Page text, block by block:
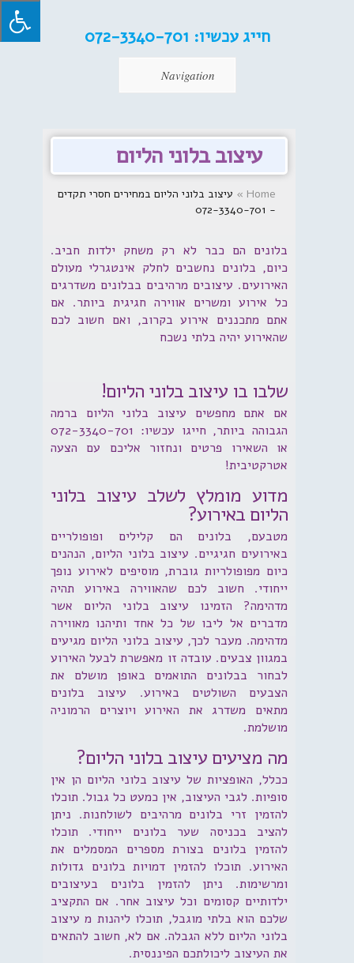
חייג עכשיו:
Navigation
עיצוב בלוני הליום
Home
» עיצוב בלוני הליום במחירים חסרי תקדים
- 072-3340-701
בלונים הם כבר לא רק משחק ילדות חביב.
כיום, בלונים נחשבים לחלק אינטגרלי מעולם
האירועים. עיצובים מרהיבים בבלונים משדרגים
כל אירוע ומשרים אווירה חגיגית ביותר. אם
אתם מתכננים אירוע בקרוב, ואם חשוב לכם
שהאירוע יהיה בלתי נשכח
שלבו בו עיצוב בלוני הליום!
אם אתם מחפשים עיצוב בלוני הליום ברמה
הגבוהה ביותר, חייגו עכשיו: 072-3340-701
או השאירו פרטים ונחזור אליכם עם הצעה
אטרקטיבית!
מדוע מומלץ לשלב עיצוב בלוני
הליום באירוע?
מטבעם, בלונים הם קלילים ופופולריים
באירועים חגיגיים. עיצוב בלוני הליום, הנהנים
כיום מפופולריות גוברת, מוסיפים לאירוע נופך
ייחודי. חשוב לכם שהאווירה באירוע תהיה
מדהימה? הזמינו עיצוב בלוני הליום אשר
מדברים אל ליבו של כל אחד ותיהנו מאווירה
מדהימה. מעבר לכך, עיצוב בלוני הליום מגיעים
במגוון צבעים. עובדה זו מאפשרת לבעל האירוע
לבחור בבלונים התואמים באופן מושלם את
הצבעים השולטים באירוע. עיצוב בלונים
מתאים משדרג את האירוע ויוצרים הרמוניה
מושלמת.
מה מציעים עיצוב בלוני הליום?
ככלל, האופציות של עיצוב בלוני הליום הן אין
סופיות. לגבי העיצוב, אין כמעט כל גבול. תוכלו
להזמין זרי בלונים מרהיבים לשולחנות. ניתן
להציב בכניסה שער בלונים ייחודי. תוכלו
להזמין בלונים בצורת מספרים המסמלים את
האירוע. תוכלו להזמין דמויות בלונים גדולות
ומרשימות. ניתן להזמין בלונים בעיצובים
ילדותיים קסומים וכל עיצוב אחר. אם התקציב
שלכם הוא בלתי מוגבל, תוכלו ליהנות מ עיצוב
בלוני הליום ללא הגבלה. אם לא, חשוב להתאים
את העיצוב ליכולתכם הפיננסית.